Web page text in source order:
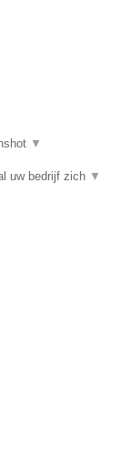
▼
uw bedrijf zich ▼